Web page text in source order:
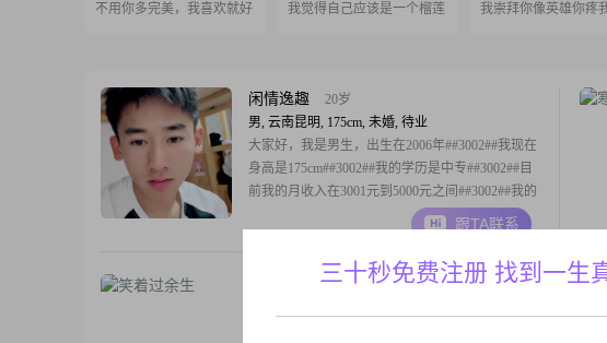
不用你多完美，我喜欢就好 我觉得自己应该是一个榴莲 我崇拜你像英雄你疼
闲情逸趣
20岁
男, 云南昆明, 175cm, 未婚, 待业
大家好，我是男生，出生在2006年##3002##我现在
身高是175cm##3002##我的学历是中专##3002##目
前我的月收入在3001元到5000元之间##3002##我的
工作地点在昆明##3002##我的性格比较真诚可靠，
比较看重宠物陪伴##3002##我先
跟TA联系
笑着过余生
37岁
三十秒免费注册 找到一生